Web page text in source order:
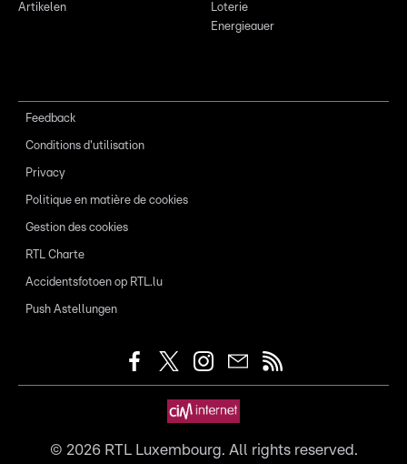
Artikelen
Loterie
Energieauer
Feedback
Conditions d'utilisation
Privacy
Politique en matière de cookies
Gestion des cookies
RTL Charte
Accidentsfotoen op RTL.lu
Push Astellungen
© 2026RTL Luxembourg. All rights reserved.